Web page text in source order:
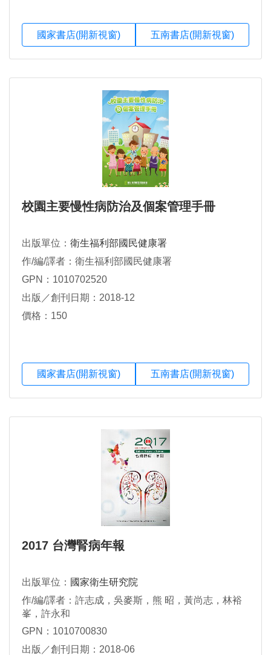
國家書店(開新視窗) 五南書店(開新視窗)
校園主要慢性病防治及個案管理手冊
出版單位： 衛生福利部國民健康署
作/編/譯者：衛生福利部國民健康署
GPN：1010702520
出版／創刊日期：2018-12
價格：150
國家書店(開新視窗) 五南書店(開新視窗)
2017 台灣腎病年報
出版單位： 國家衛生研究院
作/編/譯者：許志成，吳麥斯，熊 昭，黃尚志，林裕
峯，許永和
GPN：1010700830
出版／創刊日期：2018-06